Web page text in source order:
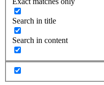
Search in title
Search in content